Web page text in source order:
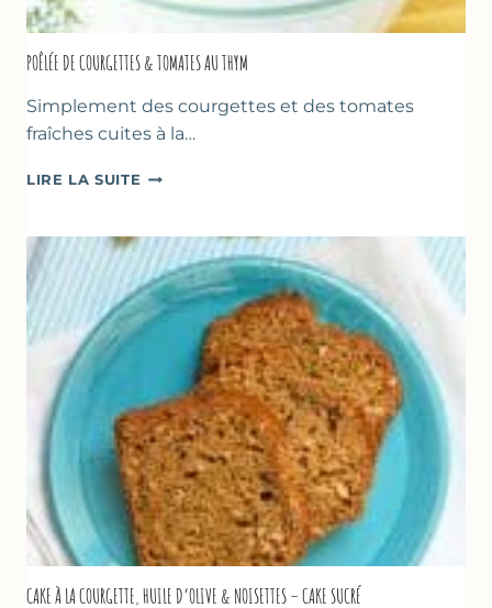
POÊLÉE DE COURGETTES & TOMATES AU THYM
Simplement des courgettes et des tomates
fraîches cuites à la…
LIRE LA SUITE POÊLÉE
&
TOMATES
AU
THYM
CAKE À LA COURGETTE, HUILE D’OLIVE & NOISETTES – CAKE SUCRÉ